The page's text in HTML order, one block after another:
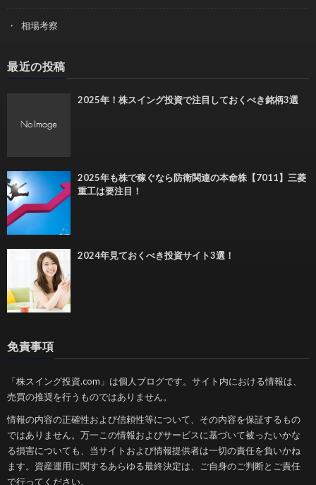
相場考察
最近の投稿
2025年！株スイング投資で注目しておくべき銘柄3選
2025年も株で稼ぐなら防衛関連の本命株【7011】三菱
重工は要注目！
2024年見ておくべき投資サイト3選！
免責事項
「株スイング投資.com」は個人ブログです。サイト内における情報は、
売買の推奨を行うものではありません。
情報の内容の正確性および信頼性等について、その内容を保証するもの
ではありません。万一この情報およびサービスに基づいて被ったいかな
る損害についても、当サイトおよび情報提供者は一切の責任を負いかね
ます。資産運用に関するあらゆる最終決定は、ご自身のご判断とご責任
で行ってください。